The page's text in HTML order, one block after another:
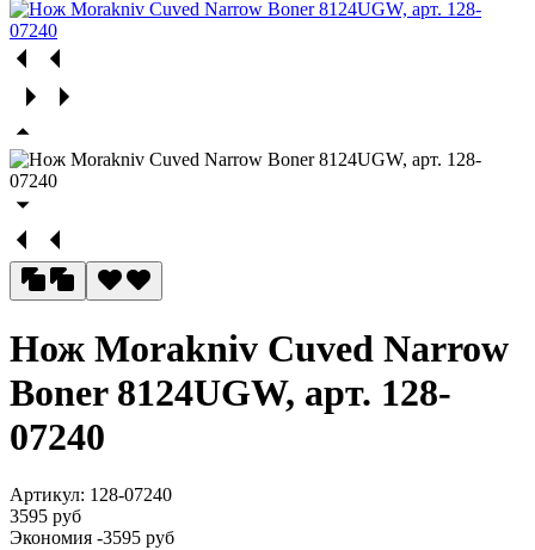
Нож Morakniv Cuved Narrow
Boner 8124UGW, арт. 128-
07240
Артикул: 128-07240
3595 руб
Экономия -3595 руб